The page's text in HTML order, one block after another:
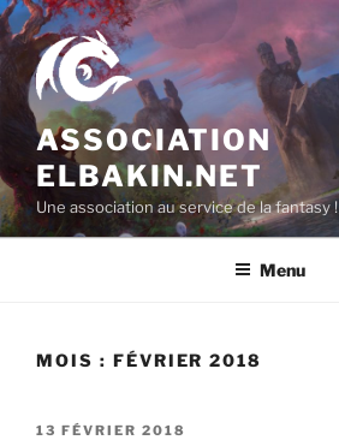
Aller
au
contenu
principal
ASSOCIATION
ELBAKIN.NET
Une association au service de la fantasy !
Menu
MOIS : FÉVRIER 2018
PUBLIÉ
13 FÉVRIER 2018